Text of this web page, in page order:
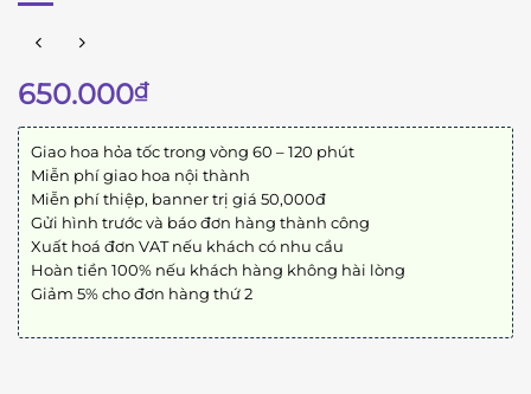
650.000₫
Giao hoa hỏa tốc trong vòng 60 – 120 phút
Miễn phí giao hoa nội thành
Miễn phí thiệp, banner trị giá 50,000đ
Gửi hình trước và báo đơn hàng thành công
Xuất hoá đơn VAT nếu khách có nhu cầu
Hoàn tiền 100% nếu khách hàng không hài lòng
Giảm 5% cho đơn hàng thứ 2